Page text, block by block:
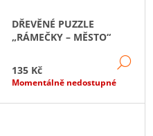
DŘEVĚNÉ PUZZLE
„RÁMEČKY – MĚSTO“
135 Kč
Momentálně nedostupné